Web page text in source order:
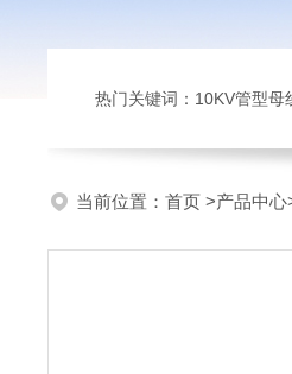
热门关键词：10KV管型
当前位置： 首页 >产品中心